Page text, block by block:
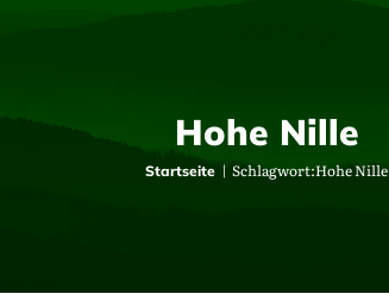
Hohe Nille
Startseite Schlagwort:Hohe Nille